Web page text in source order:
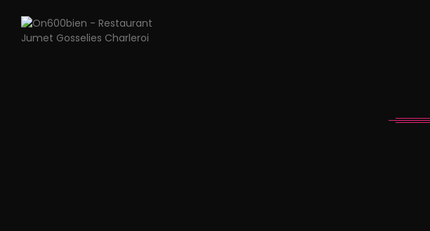
On600bien - Restaurant Jumet Gosselies Charleroi